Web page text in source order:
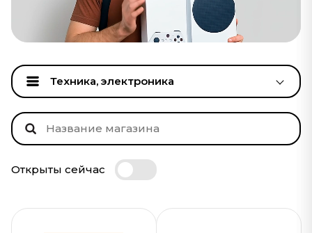
Техника, электроника
Открыты сейчас